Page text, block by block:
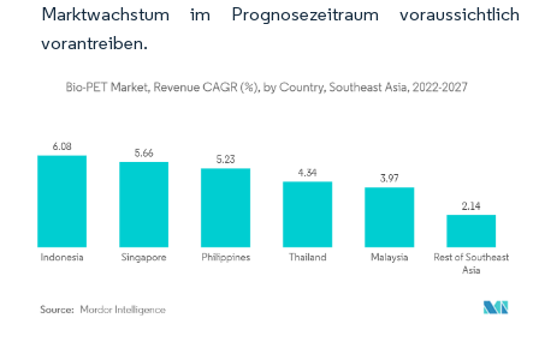
Marktwachstum im Prognosezeitraum voraussichtlich
vorantreiben.